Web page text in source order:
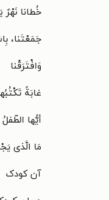
خُطانا نَهْرٌ
جَمَعْتَنا،
وَافْتَرَقْنا
غابَةً
أیُّها
مَا الَّذی
آن کودک